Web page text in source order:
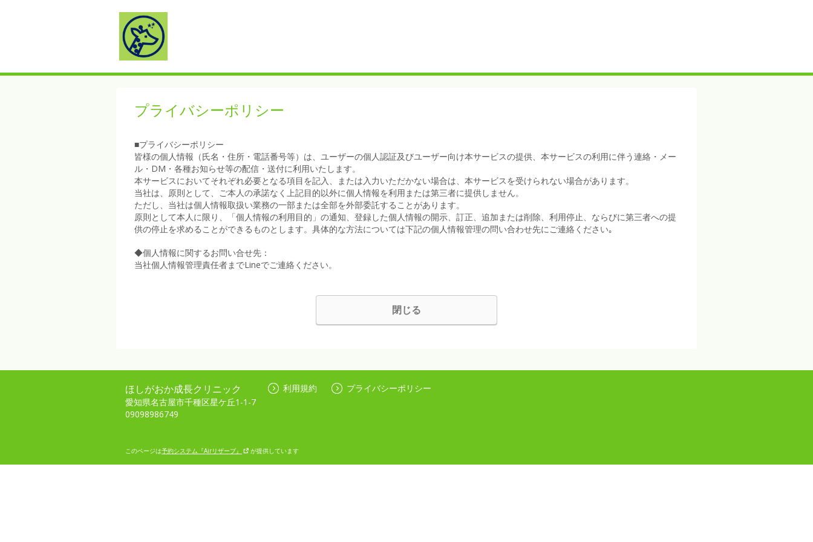
プライバシーポリシー
■プライバシーポリシー
皆様の個人情報（氏名・住所・電話番号等）は、ユーザーの個人認証及びユーザー向け本サービスの提供、本サービスの利用に伴う連絡・メー
ル・DM・各種お知らせ等の配信・送付に利用いたします。
本サービスにおいてそれぞれ必要となる項目を記入、または入力いただかない場合は、本サービスを受けられない場合があります。
当社は、原則として、ご本人の承諾なく上記目的以外に個人情報を利用または第三者に提供しません。
ただし、当社は個人情報取扱い業務の一部または全部を外部委託することがあります。
原則として本人に限り、「個人情報の利用目的」の通知、登録した個人情報の開示、訂正、追加または削除、利用停止、ならびに第三者への提
供の停止を求めることができるものとします。具体的な方法については下記の個人情報管理の問い合わせ先にご連絡ください｡
◆個人情報に関するお問い合せ先：
当社個人情報管理責任者までLineでご連絡ください。
閉じる
ほしがおか成長クリニック
愛知県名古屋市千種区星ケ丘1-1-7
09098986749
利用規約 プライバシーポリシー
このページは予約システム『Airリザーブ』 が提供しています